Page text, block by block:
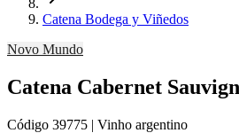
Catena Bodega y Viñedos
Novo Mundo
Catena Cabernet
Código 39775 | Vinho argentino